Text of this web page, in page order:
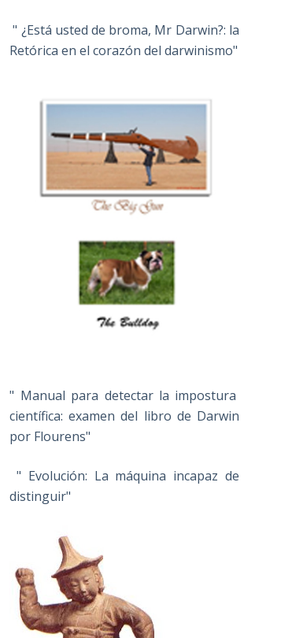
" ¿Está usted de broma, Mr Darwin?: la
Retórica en el corazón del darwinismo"
" Manual para detectar la impostura
científica: examen del libro de Darwin
por Flourens"
" Evolución: La máquina incapaz de
distinguir"